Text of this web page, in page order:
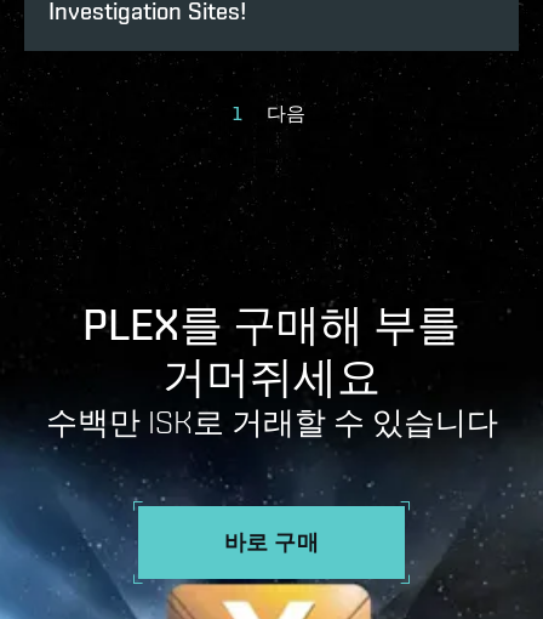
Investigation Sites!
1 다음
PLEX를 구매해 부를
거머쥐세요
수백만 ISK로 거래할 수 있습니다
바로 구매